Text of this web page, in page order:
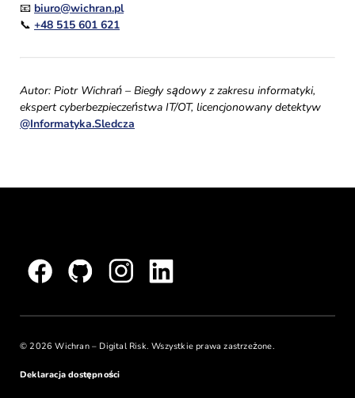
📧 biuro@wichran.pl
📞 +48 515 601 621
Autor: Piotr Wichrań – Biegły sądowy z zakresu informatyki,
ekspert cyberbezpieczeństwa IT/OT, licencjonowany detektyw
@Informatyka.Sledcza
© 2026 Wichran – Digital Risk. Wszystkie prawa zastrzeżone.
Deklaracja dostępności